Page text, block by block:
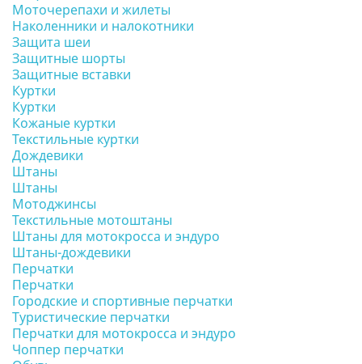
Моточерепахи и жилеты
Наколенники и налокотники
Защита шеи
Защитные шорты
Защитные вставки
Куртки
Куртки
Кожаные куртки
Текстильные куртки
Дождевики
Штаны
Штаны
Мотоджинсы
Текстильные мотоштаны
Штаны для мотокросса и эндуро
Штаны-дождевики
Перчатки
Перчатки
Городские и спортивные перчатки
Туристические перчатки
Перчатки для мотокросса и эндуро
Чоппер перчатки